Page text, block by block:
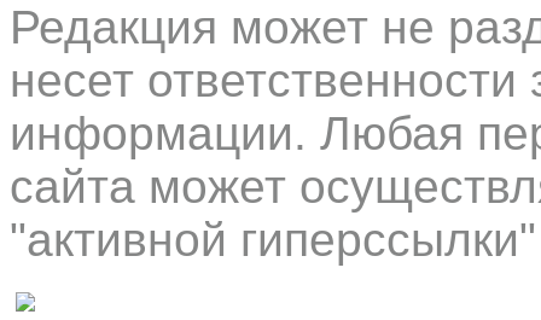
Редакция может не
несет
информации. Любая
сайта может
"активной